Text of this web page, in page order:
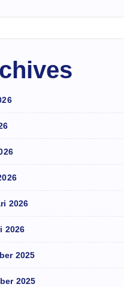
2026
2026
2025
2025